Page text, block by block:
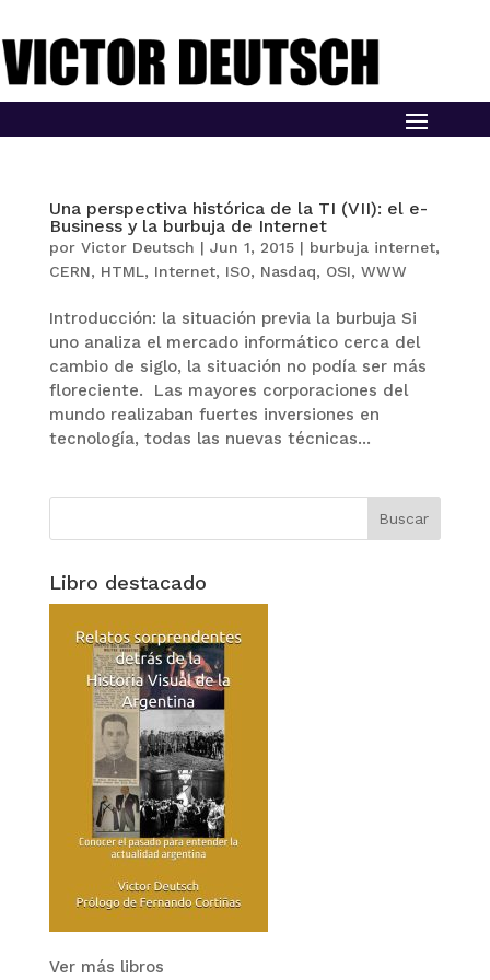
Una perspectiva histórica de la TI (VII): el e-
Business y la burbuja de Internet
por Victor Deutsch | Jun 1, 2015| burbuja internet,
CERN, HTML, Internet, ISO, Nasdaq, OSI, WWW
Introducción: la situación previa la burbuja Si
uno analiza el mercado informático cerca del
cambio de siglo, la situación no podía ser más
floreciente. Las mayores corporaciones del
mundo realizaban fuertes inversiones en
tecnología, todas las nuevas técnicas...
Libro destacado
Ver más libros